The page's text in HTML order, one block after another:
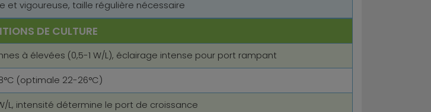
et vigoureuse, taille régulière nécessaire
DE CULTURE
à élevées (0,5-1 W/L), éclairage intense pour port rampant
(optimale 22-26°C)
L, intensité détermine le port de croissance